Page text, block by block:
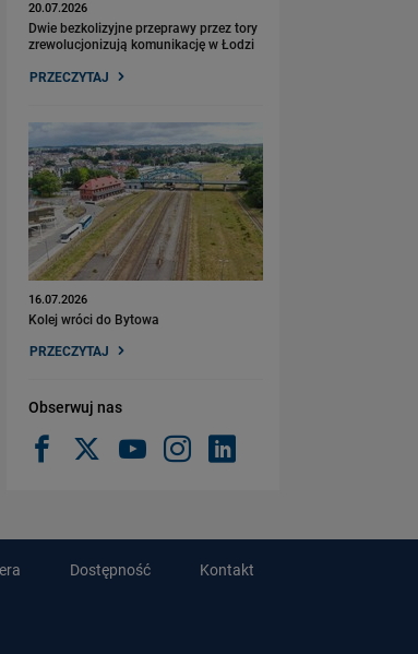
20.07.2026
Dwie bezkolizyjne przeprawy przez tory
zrewolucjonizują komunikację w Łodzi
PRZECZYTAJ
16.07.2026
Kolej wróci do Bytowa
PRZECZYTAJ
Obserwuj nas
Dostępność Kontakt